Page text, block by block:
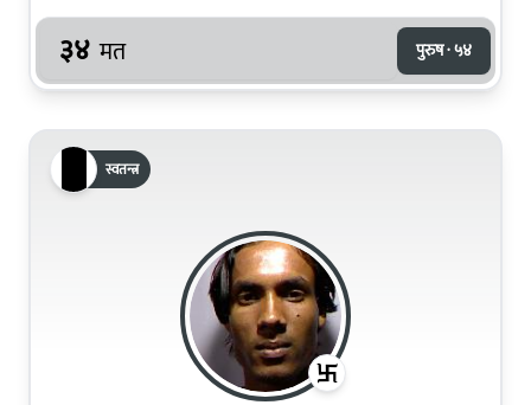
३४ मत पुरुष · ५४
स्वतन्त्र